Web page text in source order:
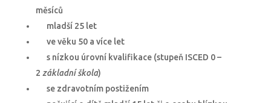
měsíců
mladší 25 let
ve věku 50 a více let
s nízkou úrovní kvalifikace (stupeň ISCED 0 –
2 základní škola)
se zdravotním postižením